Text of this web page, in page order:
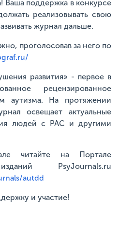
Ваша поддержка в конкурсе
реализовывать свою
журнал дальше.
проголосовав за него по
развития» - первое в
рецензированное
аутизма. На протяжении
освещает актуальные
людей с РАС и другими
читайте на Портале
PsyJournals.ru
autdd
и участие!